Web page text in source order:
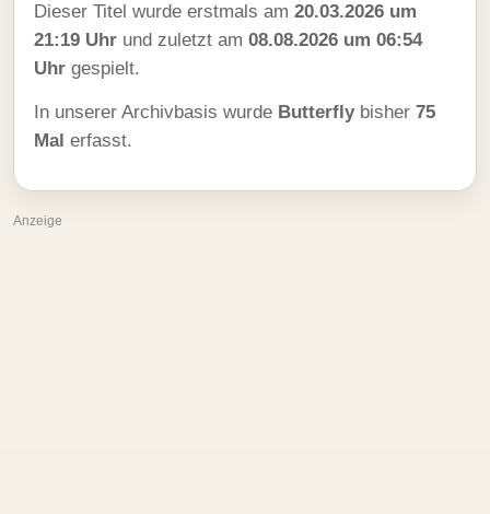
Dieser Titel wurde erstmals am 20.03.2026 um
21:19 Uhr und zuletzt am 08.08.2026 um 06:54
Uhr gespielt.
In unserer Archivbasis wurde Butterflybisher 75
Mal erfasst.
Anzeige